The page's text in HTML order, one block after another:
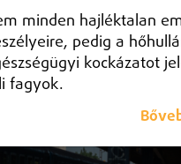
minden hajléktalan
pedig a
kockázatot
fagyok.